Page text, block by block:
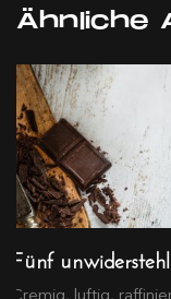
Ähnliche
Fünf
Cremig, luftig,